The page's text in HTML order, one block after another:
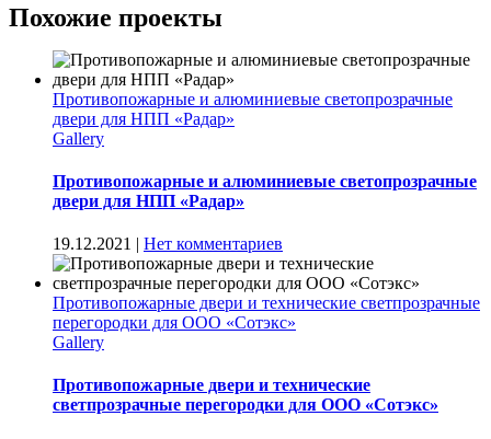
Похожие проекты
Противопожарные и алюминиевые светопрозрачные
двери для НПП «Радар»
Gallery
Противопожарные и алюминиевые светопрозрачные
двери для НПП «Радар»
19.12.2021 | Нет комментариев
Противопожарные двери и технические светпрозрачные
перегородки для ООО «Сотэкс»
Gallery
Противопожарные двери и технические
светпрозрачные перегородки для ООО «Сотэкс»